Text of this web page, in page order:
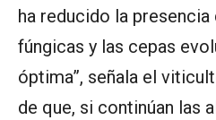
ha reducido la
fúngicas y las cepas
óptima”, señala el
de que, si continúan las